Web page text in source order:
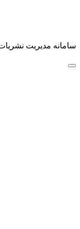
سامانه مدیریت